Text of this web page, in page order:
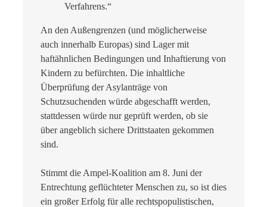
Verfahrens.“
An den Außengrenzen (und möglicherweise
auch innerhalb Europas) sind Lager mit
haftähnlichen Bedingungen und Inhaftierung von
Kindern zu befürchten. Die inhaltliche
Überprüfung der Asylanträge von
Schutzsuchenden würde abgeschafft werden,
stattdessen würde nur geprüft werden, ob sie
über angeblich sichere Drittstaaten gekommen
sind.
Stimmt die Ampel-Koalition am 8. Juni der
Entrechtung geflüchteter Menschen zu, so ist dies
ein großer Erfolg für alle rechtspopulistischen,